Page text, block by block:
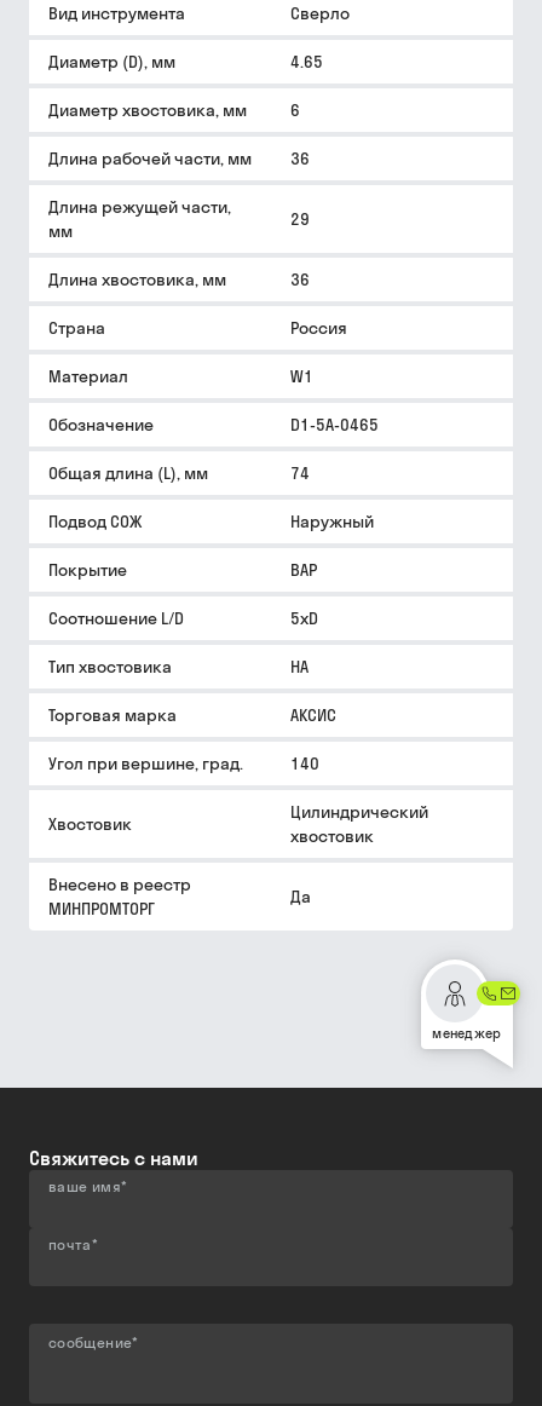
Вид инструмента Сверло
Диаметр (D), мм 4.65
Диаметр хвостовика, мм 6
Длина рабочей части, мм 36
Длина режущей части,
мм
29
Длина хвостовика, мм 36
Страна Россия
Материал W1
Обозначение D1-5A-0465
Общая длина (L), мм 74
Подвод СОЖ Наружный
Покрытие BAP
Соотношение L/D 5xD
Тип хвостовика HA
Торговая марка АКСИС
Угол при вершине, град. 140
Хвостовик
Цилиндрический
хвостовик
Внесено в реестр
МИНПРОМТОРГ
Да
менеджер
Свяжитесь с нами
ваше имя*
почта*
сообщение*